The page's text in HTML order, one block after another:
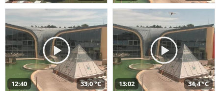
12:40 33,0 °C 13:02 34,4 °C